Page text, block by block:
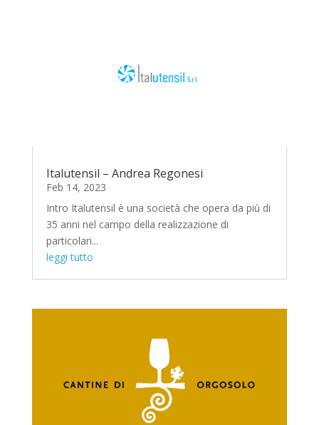
Italutensil – Andrea Regonesi
Feb 14, 2023
Intro Italutensil è una società che opera da più di
35 anni nel campo della realizzazione di
particolari...
leggi tutto